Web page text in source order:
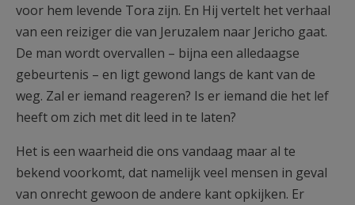
voor hem levende Tora zijn. En Hij vertelt het verhaal
van een reiziger die van Jeruzalem naar Jericho gaat.
De man wordt overvallen – bijna een alledaagse
gebeurtenis – en ligt gewond langs de kant van de
weg. Zal er iemand reageren? Is er iemand die het lef
heeft om zich met dit leed in te laten?
Het is een waarheid die ons vandaag maar al te
bekend voorkomt, dat namelijk veel mensen in geval
van onrecht gewoon de andere kant opkijken. Er